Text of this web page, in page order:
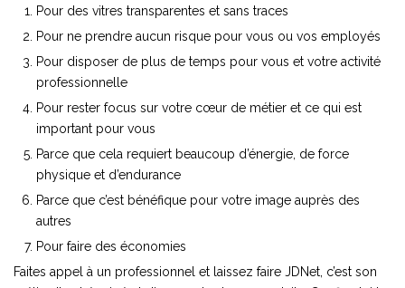
Pour des vitres transparentes et sans traces
Pour ne prendre aucun risque pour vous ou vos employés
Pour disposer de plus de temps pour vous et votre activité
professionnelle
Pour rester focus sur votre cœur de métier et ce qui est
important pour vous
Parce que cela requiert beaucoup d’énergie, de force
physique et d’endurance
Parce que c’est bénéfique pour votre image auprès des
autres
Pour faire des économies
Faites appel à un professionnel et laissez faire JDNet, c’est son